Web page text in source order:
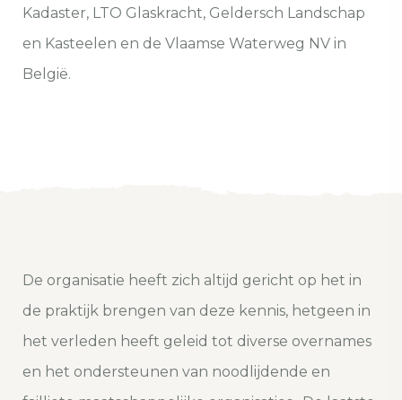
Kadaster, LTO Glaskracht, Geldersch Landschap
en Kasteelen en de Vlaamse Waterweg NV in
België.
De organisatie heeft zich altijd gericht op het in
de praktijk brengen van deze kennis, hetgeen in
het verleden heeft geleid tot diverse overnames
en het ondersteunen van noodlijdende en